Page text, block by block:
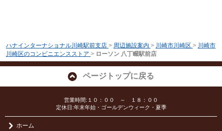
ハナインターナショナル川崎駅前支店 > 周辺施設案内 > 川崎市川崎区 > 川崎市
川崎区のコンビニエンスストア > ローソン 八丁畷駅前店
ページトップに戻る
営業時間:１０：００ ～ １８：００
定休日:年末年始・ゴールデンウィーク・夏季
ホーム